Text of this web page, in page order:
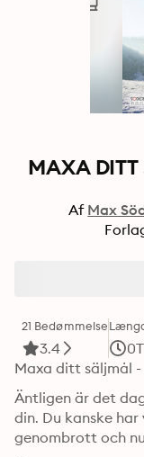
MAXA
Af Max
21 Bedømmelse
3.4
Maxa ditt säljmål
Äntligen är det
din. Du kanske